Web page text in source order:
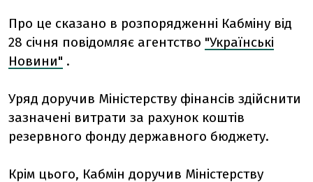
Про це сказано в розпорядженні Кабміну від
28 січня повідомляє агентство "Українські
Новини" .
Уряд доручив Міністерству фінансів здійснити
зазначені витрати за рахунок коштів
резервного фонду державного бюджету.
Крім цього, Кабмін доручив Міністерству